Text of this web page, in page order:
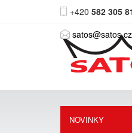
+420 582 305
satos@satos.cz
NOVINKY